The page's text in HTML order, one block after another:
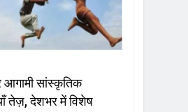
सांस्कृतिक
तेज़, देशभर में विशेष